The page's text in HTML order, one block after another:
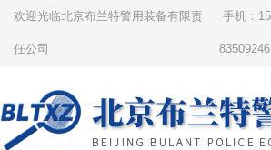
欢迎光临北京布兰特警用装备有限责
任公司
手机：